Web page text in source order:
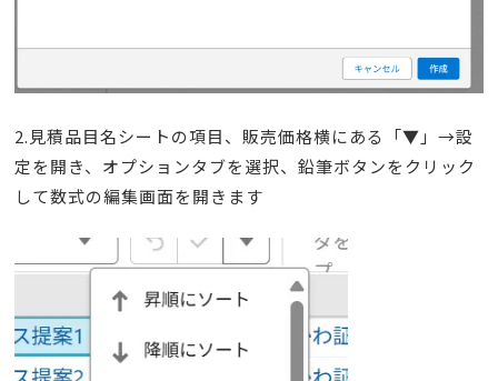
2.見積品目名シートの項目、販売価格横にある「▼」→設
定を開き、オプションタブを選択、鉛筆ボタンをクリック
して数式の編集画面を開きます